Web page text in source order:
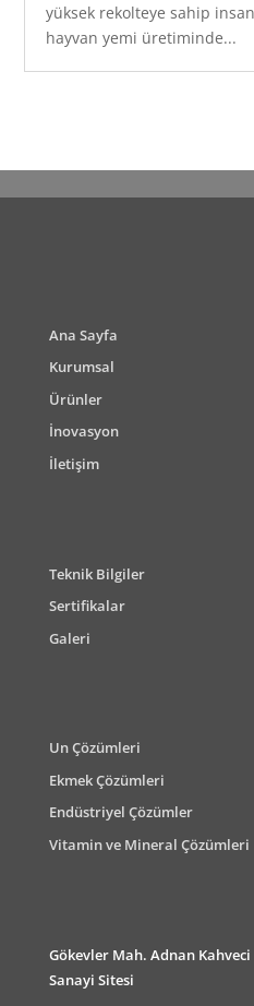
yüksek rekolteye sahip
hayvan yemi üretiminde...
Ana Sayfa
Kurumsal
Ürünler
İnovasyon
İletişim
Teknik Bilgiler
Sertifikalar
Galeri
Un Çözümleri
Ekmek Çözümleri
Endüstriyel Çözümler
Vitamin ve Mineral Çözümleri
Gökevler Mah. Adnan Kahveci
Sanayi Sitesi